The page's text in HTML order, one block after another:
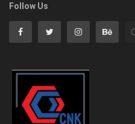
Follow Us